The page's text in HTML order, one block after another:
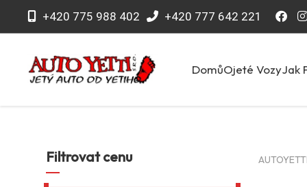
+420 775 988 402 +420 777 642 221
DomůOjeté VozyJak
Filtrovat cenu